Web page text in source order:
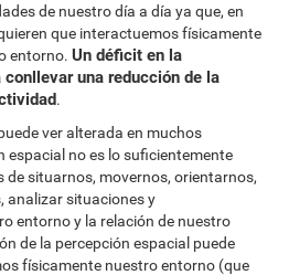
de nuestro día a día ya que, en
que interactuemos físicamente
entorno.Un déficit en la
una reducción de la
.
ver alterada en muchos
espacial no es lo suficientemente
de situarnos, movernos, orientarnos,
analizar situaciones y
entorno y la relación de nuestro
de la percepción espacial puede
físicamente nuestro entorno (que